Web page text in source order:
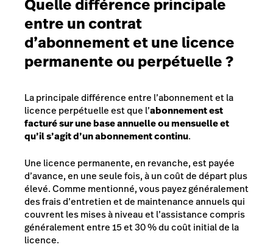
Quelle différence principale
entre un contrat
d’abonnement et une licence
permanente ou perpétuelle ?
La principale différence entre l’abonnement et la
licence perpétuelle est que l’abonnement est
facturé sur une base annuelle ou mensuelle et
qu’il s’agit d’un abonnement continu.
Une licence permanente, en revanche, est payée
d’avance, en une seule fois, à un coût de départ plus
élevé. Comme mentionné, vous payez généralement
des frais d’entretien et de maintenance annuels qui
couvrent les mises à niveau et l’assistance compris
généralement entre 15 et 30 % du coût initial de la
licence.